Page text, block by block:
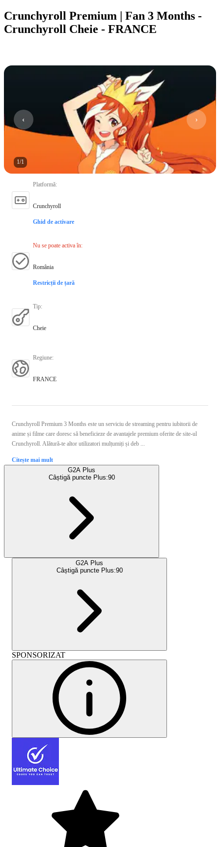
Crunchyroll Premium | Fan 3 Months -
Crunchyroll Cheie - FRANCE
1/1
Platformă:
Crunchyroll
Ghid de activare
Nu se poate activa în:
România
Restricții de țară
Tip:
Cheie
Regiune:
FRANCE
Crunchyroll Premium 3 Months este un serviciu de streaming pentru iubitorii de
anime și filme care doresc să beneficieze de avantajele premium oferite de site-ul
Crunchyroll. Alătură-te altor utilizatori mulțumiți și deb ...
Citește mai mult
G2A Plus
Câștigă puncte Plus:90
G2A Plus
Câștigă puncte Plus:90
SPONSORIZAT